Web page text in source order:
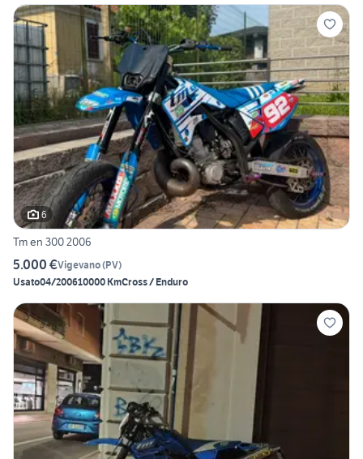
6
Tm en 300 2006
5.000 €Vigevano(PV)
Usato04/200610000 KmCross / Enduro